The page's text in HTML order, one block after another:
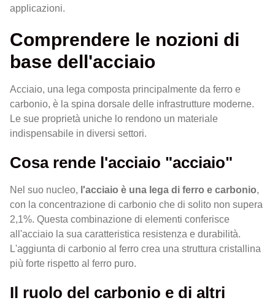
applicazioni.
Comprendere le nozioni di
base dell'acciaio
Acciaio, una lega composta principalmente da ferro e
carbonio, è la spina dorsale delle infrastrutture moderne.
Le sue proprietà uniche lo rendono un materiale
indispensabile in diversi settori.
Cosa rende l'acciaio "acciaio"
Nel suo nucleo, l'acciaio è una lega di ferro e carbonio,
con la concentrazione di carbonio che di solito non supera
2,1%. Questa combinazione di elementi conferisce
all'acciaio la sua caratteristica resistenza e durabilità.
L'aggiunta di carbonio al ferro crea una struttura cristallina
più forte rispetto al ferro puro.
Il ruolo del carbonio e di altri